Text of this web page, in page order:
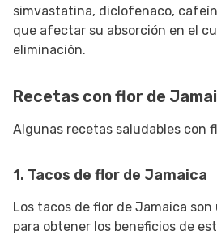
simvastatina, diclofenaco,
que afectar su absorción en el
eliminación.
Recetas con flor de
Algunas recetas saludables con
1. Tacos de flor de Jamaica
Los tacos de flor de Jamaica
para obtener los beneficios de